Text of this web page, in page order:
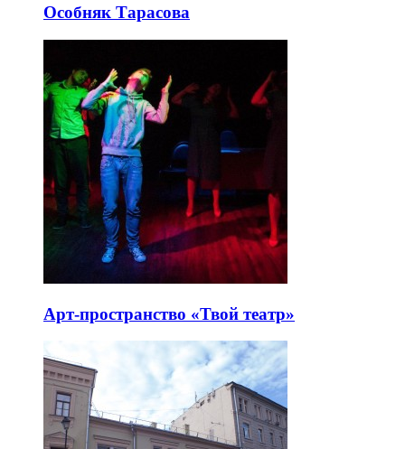
Особняк Тарасова
Арт-пространство «Твой театр»